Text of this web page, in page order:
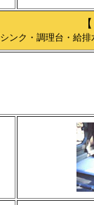
ンク・調理台・給